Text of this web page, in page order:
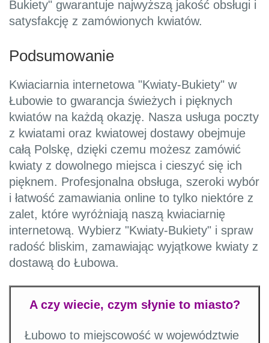
Bukiety" gwarantuje najwyższą jakość obsługi i
satysfakcję z zamówionych kwiatów.
Podsumowanie
Kwiaciarnia internetowa "Kwiaty-Bukiety" w
Łubowie to gwarancja świeżych i pięknych
kwiatów na każdą okazję. Nasza usługa poczty
z kwiatami oraz kwiatowej dostawy obejmuje
całą Polskę, dzięki czemu możesz zamówić
kwiaty z dowolnego miejsca i cieszyć się ich
pięknem. Profesjonalna obsługa, szeroki wybór
i łatwość zamawiania online to tylko niektóre z
zalet, które wyróżniają naszą kwiaciarnię
internetową. Wybierz "Kwiaty-Bukiety" i spraw
radość bliskim, zamawiając wyjątkowe kwiaty z
dostawą do Łubowa.
A czy wiecie, czym słynie to miasto?
Łubowo to miejscowość w województwie